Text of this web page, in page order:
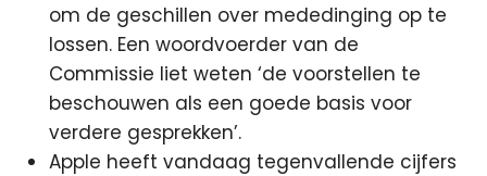
om de geschillen over mededinging op te
lossen. Een woordvoerder van de
Commissie liet weten ‘de voorstellen te
beschouwen als een goede basis voor
verdere gesprekken’.
Apple heeft vandaag tegenvallende cijfers